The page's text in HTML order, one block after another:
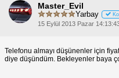
Master_Evil
Yarbay
15 Eylül 2013 Pazar
Telefonu almayı düşünenler için
diye düşündüm. Bekleyenler baya